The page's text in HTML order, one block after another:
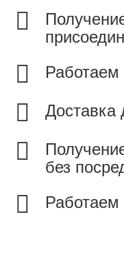
Доставка
без
Работаем